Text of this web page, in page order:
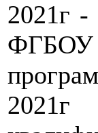
2021г -
ФГБОУ
2021г